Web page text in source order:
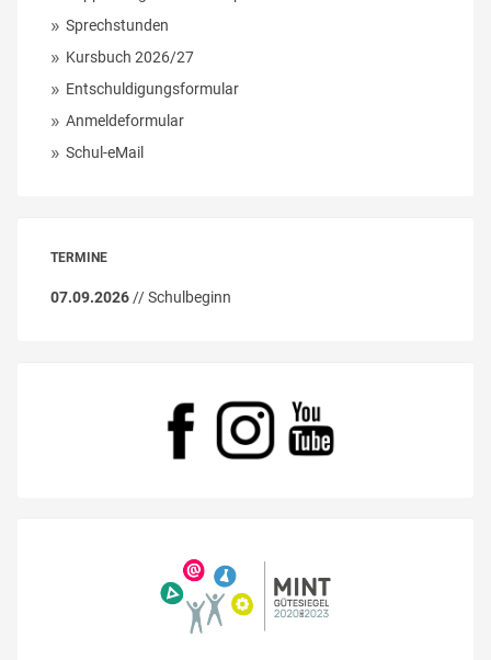
Sprechstunden
Kursbuch 2026/27
Entschuldigungsformular
Anmeldeformular
Schul-eMail
TERMINE
07.09.2026 // Schulbeginn